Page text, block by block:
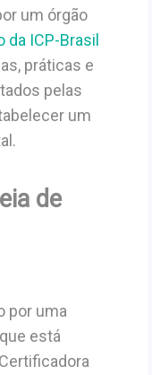
um órgão
da ICP-Brasil
práticas e
pelas
um
de
por uma
está